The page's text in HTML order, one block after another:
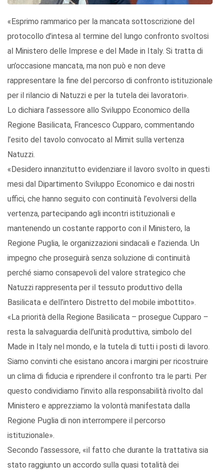
«Esprimo rammarico per la mancata sottoscrizione del
protocollo d’intesa al termine del lungo confronto svoltosi
al Ministero delle Imprese e del Made in Italy. Si tratta di
un’occasione mancata, ma non può e non deve
rappresentare la fine del percorso di confronto istituzionale
per il rilancio di Natuzzi e per la tutela dei lavoratori».
Lo dichiara l’assessore allo Sviluppo Economico della
Regione Basilicata, Francesco Cupparo, commentando
l’esito del tavolo convocato al Mimit sulla vertenza
Natuzzi.
«Desidero innanzitutto evidenziare il lavoro svolto in questi
mesi dal Dipartimento Sviluppo Economico e dai nostri
uffici, che hanno seguito con continuità l’evolversi della
vertenza, partecipando agli incontri istituzionali e
mantenendo un costante rapporto con il Ministero, la
Regione Puglia, le organizzazioni sindacali e l’azienda. Un
impegno che proseguirà senza soluzione di continuità
perché siamo consapevoli del valore strategico che
Natuzzi rappresenta per il tessuto produttivo della
Basilicata e dell’intero Distretto del mobile imbottito».
«La priorità della Regione Basilicata – prosegue Cupparo –
resta la salvaguardia dell’unità produttiva, simbolo del
Made in Italy nel mondo, e la tutela di tutti i posti di lavoro.
Siamo convinti che esistano ancora i margini per ricostruire
un clima di fiducia e riprendere il confronto tra le parti. Per
questo condividiamo l’invito alla responsabilità rivolto dal
Ministero e apprezziamo la volontà manifestata dalla
Regione Puglia di non interrompere il percorso
istituzionale».
Secondo l’assessore, «il fatto che durante la trattativa sia
stato raggiunto un accordo sulla quasi totalità dei